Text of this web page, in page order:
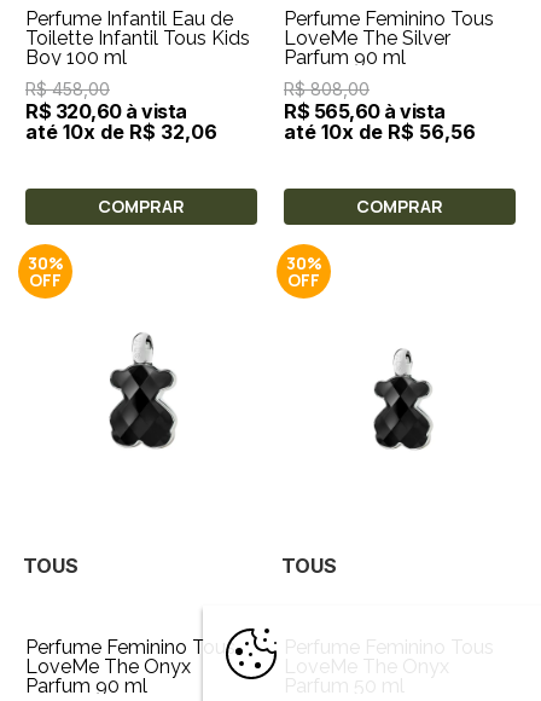
Perfume Infantil Eau de
Toilette Infantil Tous Kids
Boy 100 ml
R$ 458,00
R$ 320,60 à vista
até 10x de R$ 32,06
COMPRAR
Perfume Feminino Tous
LoveMe The Silver
Parfum 90 ml
R$ 808,00
R$ 565,60 à vista
até 10x de R$ 56,56
COMPRAR
30%
TOUS
Perfume Feminino Tous
LoveMe The Onyx
Parfum 90 ml
30%
TOUS
Perfume Feminino Tous
LoveMe The Onyx
Parfum 50 ml